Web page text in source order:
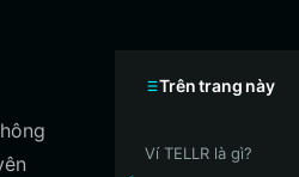
Trên trang này
Ví TELLR là gì?